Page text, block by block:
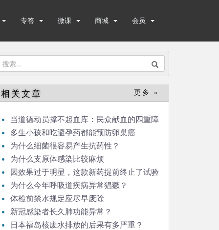
专答 微课 商城 会员
搜
：
相关文章 更多 »
当道德动员撑不起血库：民众献血的四重障
碍
多生小孩和吃避孕药都能预防卵巢癌
为什么细菌很容易产生抗药性？
为什么支原体感染比较麻烦
因效果过于明显，这款新药提前终止了试验
为什么今年呼吸道疾病异常猖獗？
体检前禁水规定应尽早废除
新冠感染者长久肺功能异常？
日本福岛核废水排放的后果有多严重？